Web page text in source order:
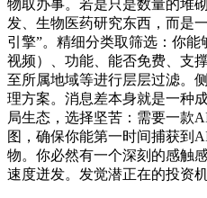
物取办事。若是只是数量的堆
发、生物医药研究东西，而是
引擎”。精细分类取筛选：你能
视频）、功能、能否免费、支
至所属地域等进行层层过滤。
理方案。消息差本身就是一种
局生态，选择坚苦：需要一款
图，确保你能第一时间捕获到
物。你必然有一个深刻的感触
速度迸发。发觉潜正在的投资机